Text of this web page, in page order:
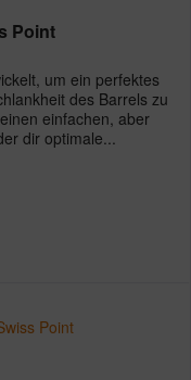
Point
um ein perfektes
des Barrels zu
einfachen, aber
dir optimale...